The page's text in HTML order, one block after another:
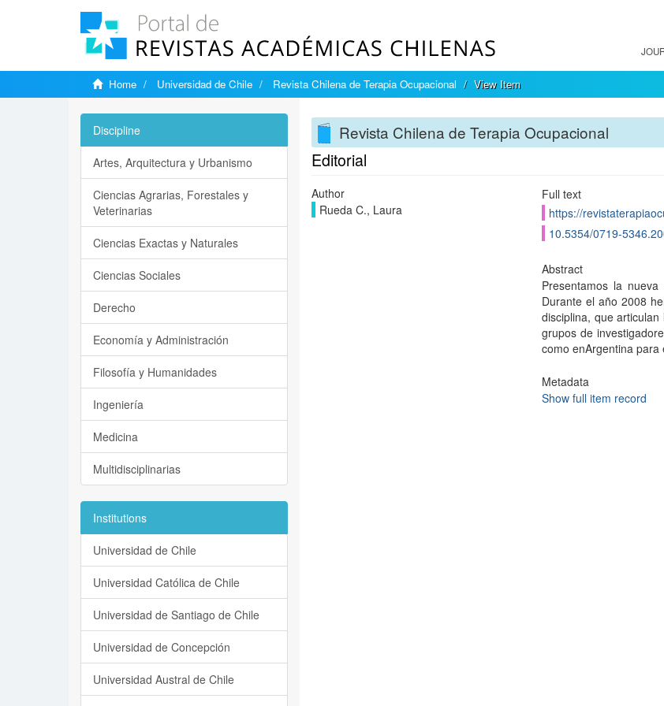
Home Universidad de Chile Revista Chilena de Terapia Ocupacional View Item
Revista Chilena de Terapia Ocupacional
Editorial
Author
Rueda C., Laura
Full text
https://
10.5354/0719-
Abstract
Presentamos la
Durante el año 2008
disciplina, que
grupos de
como enArgentina para
Metadata
Show full item record
Discipline
Artes, Arquitectura y Urbanismo
Ciencias Agrarias, Forestales y
Veterinarias
Ciencias Exactas y Naturales
Ciencias Sociales
Derecho
Economía y Administración
Filosofía y Humanidades
Ingeniería
Medicina
Multidisciplinarias
Institutions
Universidad de Chile
Universidad Católica de Chile
Universidad de Santiago de Chile
Universidad de Concepción
Universidad Austral de Chile